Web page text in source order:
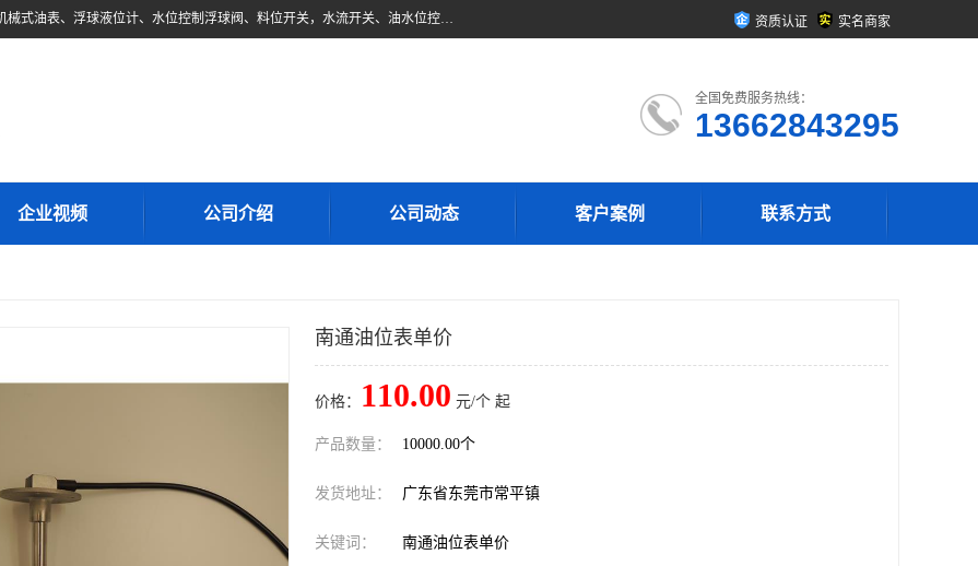
东莞市柏奥电子有限公司主要经营产品：浮球液位开关、油位传感器、机械式油表、浮球液位计、水位控制浮球阀、料位开关，水流开关、油水位控制配套仪表等。柏奥电子，您可信赖的合作伙伴 资质认证 实名商家
全国免费服务热线：
13662843295
企业视频 公司介绍 公司动态 客户案例 联系方式
南通油位表单价
价格： 110.00 元/个 起
产品数量： 10000.00个
发货地址： 广东省东莞市常平镇
关键词： 南通油位表单价